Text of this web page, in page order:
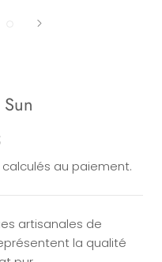
calculés au paiement.
artisanales de
la qualité